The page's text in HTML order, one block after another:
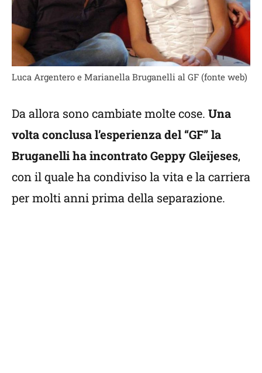
Luca Argentero e Marianella Bruganelli al GF (fonte web)
Da allora sono cambiate molte cose. Una
volta conclusa l’esperienza del “GF” la
Bruganelli ha incontrato Geppy Gleijeses,
con il quale ha condiviso la vita e la carriera
per molti anni prima della separazione.